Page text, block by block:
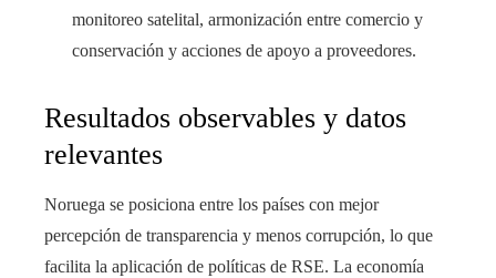
monitoreo satelital, armonización entre comercio y
conservación y acciones de apoyo a proveedores.
Resultados observables y datos
relevantes
Noruega se posiciona entre los países con mejor
percepción de transparencia y menos corrupción, lo que
facilita la aplicación de políticas de RSE. La economía